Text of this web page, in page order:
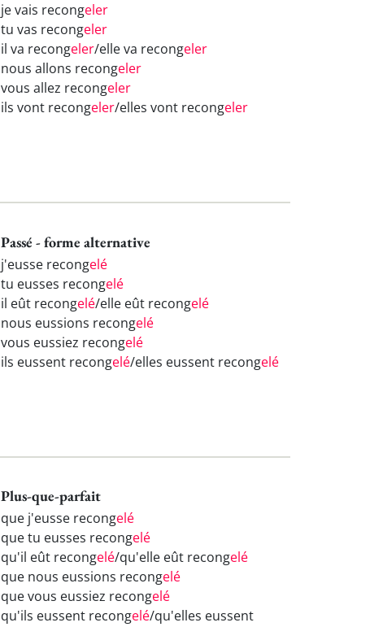
je vais recongeler
tu vas recongeler
il va recongeler/elle va recongeler
nous allons recongeler
vous allez recongeler
ils vont recongeler/elles vont recongeler
Passé - forme alternative
j'eusse recongelé
tu eusses recongelé
il eût recongelé/elle eût recongelé
nous eussions recongelé
vous eussiez recongelé
ils eussent recongelé/elles eussent recongelé
Plus-que-parfait
que j'eusse recongelé
que tu eusses recongelé
qu'il eût recongelé/qu'elle eût recongelé
que nous eussions recongelé
que vous eussiez recongelé
qu'ils eussent recongelé/qu'elles eussent